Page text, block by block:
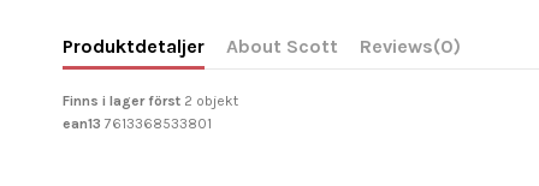
Produktdetaljer About Scott Reviews(0)
Finns i lager först 2 objekt
ean13 7613368533801